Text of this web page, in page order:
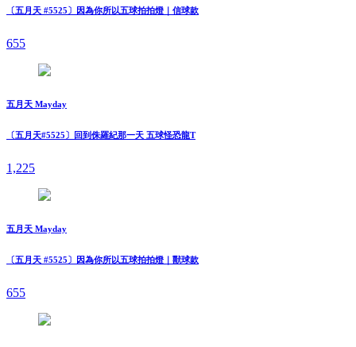
〔五月天 #5525〕因為你所以五球拍拍燈｜信球款
655
五月天 Mayday
〔五月天#5525〕回到侏羅紀那一天 五球怪恐龍T
1,225
五月天 Mayday
〔五月天 #5525〕因為你所以五球拍拍燈｜獸球款
655